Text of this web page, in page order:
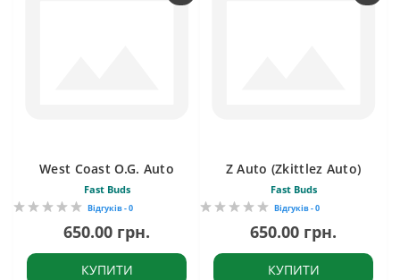
West Coast O.G. Auto
Fast Buds
Відгуків - 0
650.00 грн.
КУПИТИ
Z Auto (Zkittlez Auto)
Fast Buds
Відгуків - 0
650.00 грн.
КУПИТИ